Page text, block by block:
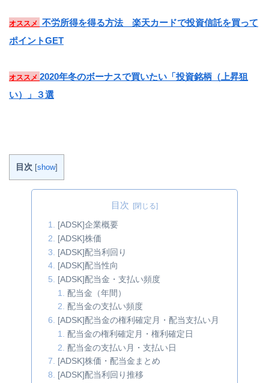
オススメ
不労所得を得る方法 楽天カードで投資信託を買って
ポイントGET
オススメ 2020年冬のボーナスで買いたい「投資銘柄（上昇狙
い）」３選
目次 [show]
目次
[ADSK]企業概要
[ADSK]株価
[ADSK]配当利回り
[ADSK]配当性向
[ADSK]配当金・支払い頻度
配当金（年間）
配当金の支払い頻度
[ADSK]配当金の権利確定月・配当支払い月
配当金の権利確定月・権利確定日
配当金の支払い月・支払い日
[ADSK]株価・配当金まとめ
[ADSK]配当利回り推移